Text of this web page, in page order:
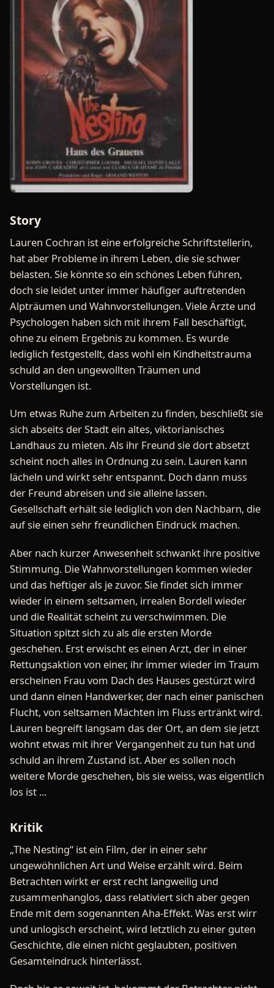
Story
Lauren Cochran ist eine erfolgreiche Schriftstellerin,
hat aber Probleme in ihrem Leben, die sie schwer
belasten. Sie könnte so ein schönes Leben führen,
doch sie leidet unter immer häufiger auftretenden
Alpträumen und Wahnvorstellungen. Viele Ärzte und
Psychologen haben sich mit ihrem Fall beschäftigt,
ohne zu einem Ergebnis zu kommen. Es wurde
lediglich festgestellt, dass wohl ein Kindheitstrauma
schuld an den ungewollten Träumen und
Vorstellungen ist.
Um etwas Ruhe zum Arbeiten zu finden, beschließt sie
sich abseits der Stadt ein altes, viktorianisches
Landhaus zu mieten. Als ihr Freund sie dort absetzt
scheint noch alles in Ordnung zu sein. Lauren kann
lächeln und wirkt sehr entspannt. Doch dann muss
der Freund abreisen und sie alleine lassen.
Gesellschaft erhält sie lediglich von den Nachbarn, die
auf sie einen sehr freundlichen Eindruck machen.
Aber nach kurzer Anwesenheit schwankt ihre positive
Stimmung. Die Wahnvorstellungen kommen wieder
und das heftiger als je zuvor. Sie findet sich immer
wieder in einem seltsamen, irrealen Bordell wieder
und die Realität scheint zu verschwimmen. Die
Situation spitzt sich zu als die ersten Morde
geschehen. Erst erwischt es einen Arzt, der in einer
Rettungsaktion von einer, ihr immer wieder im Traum
erscheinen Frau vom Dach des Hauses gestürzt wird
und dann einen Handwerker, der nach einer panischen
Flucht, von seltsamen Mächten im Fluss ertränkt wird.
Lauren begreift langsam das der Ort, an dem sie jetzt
wohnt etwas mit ihrer Vergangenheit zu tun hat und
schuld an ihrem Zustand ist. Aber es sollen noch
weitere Morde geschehen, bis sie weiss, was eigentlich
los ist ...
Kritik
„The Nesting“ ist ein Film, der in einer sehr
ungewöhnlichen Art und Weise erzählt wird. Beim
Betrachten wirkt er erst recht langweilig und
zusammenhanglos, dass relativiert sich aber gegen
Ende mit dem sogenannten Aha-Effekt. Was erst wirr
und unlogisch erscheint, wird letztlich zu einer guten
Geschichte, die einen nicht geglaubten, positiven
Gesamteindruck hinterlässt.